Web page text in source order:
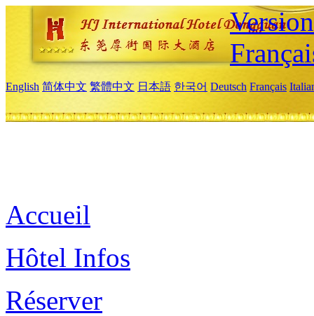
English 简体中文 繁體中文 日本語 한국어 Deutsch Français
Accueil
Hôtel Infos
Réserver